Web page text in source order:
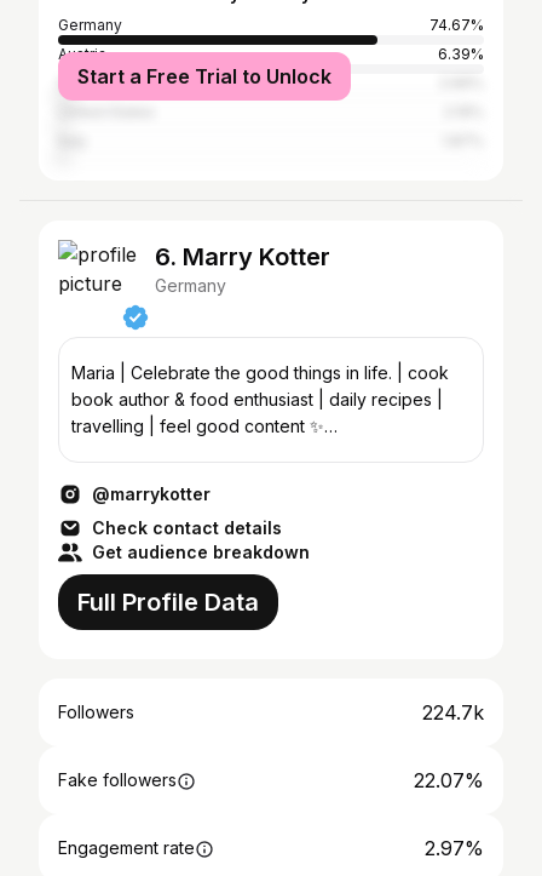
Germany
74.67%
Austria
6.39%
Spain
Start a Free Trial to Unlock
6. Marry Kotter
Germany
Maria | Celebrate the good things in life. | cook
book author & food enthusiast | daily recipes |
travelling | feel good content ✨
@marrykotter
Check contact details
Get audience breakdown
Full Profile Data
Followers 224.7k
Fake followers 22.07%
Engagement rate 2.97%